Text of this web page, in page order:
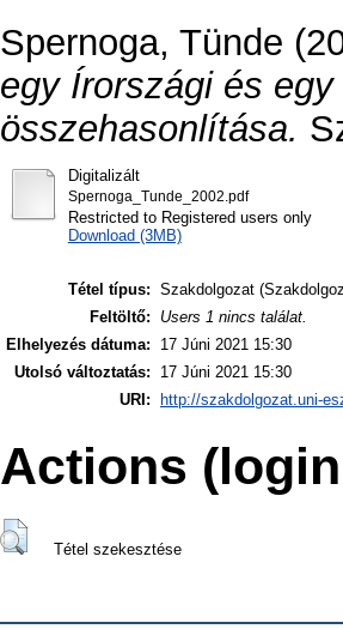
Spernoga, Tünde
egy Írországi és
összehasonlítása.
Digitalizált
Spernoga_Tunde_2002.pdf
Restricted to Registered users only
Download (3MB)
Tétel típus: Szakdolgozat
Feltöltő:
Users 1 nincs találat.
Elhelyezés dátuma:
17 Júni 2021 15:30
Utolsó változtatás:
17 Júni 2021 15:30
URI:
http://szakdolgozat.uni-
Actions
Tétel szekesztése